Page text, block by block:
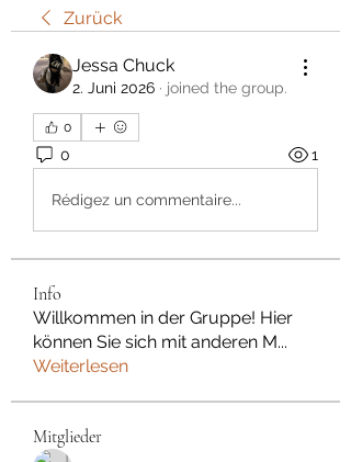
Zurück
Jessa Chuck
2. Juni 2026 · joined the group.
0
0 1
Rédigez un commentaire...
Info
Willkommen in der Gruppe! Hier
können Sie sich mit anderen M...
Weiterlesen
Mitglieder